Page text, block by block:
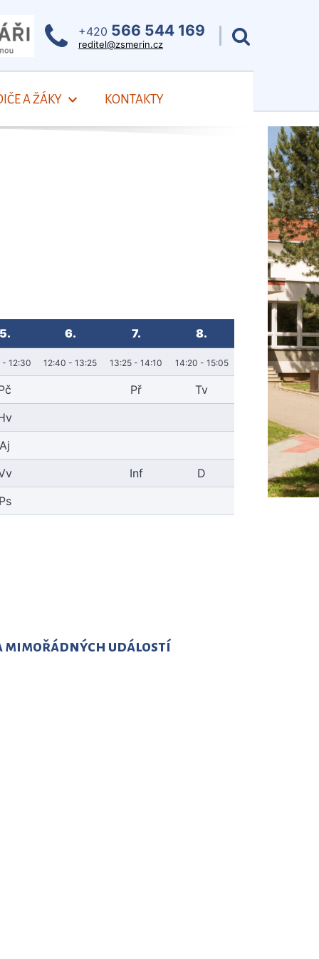
+420 566 544 169
reditel@zsmerin.cz
A ŽÁKY KONTAKTY
5. 6. 7. 8.
- 12:30 12:40 - 13:25 13:25 - 14:10 14:20 - 15:05
Př
Tv
Aj
Inf
D
Ps
mimořádných událostí